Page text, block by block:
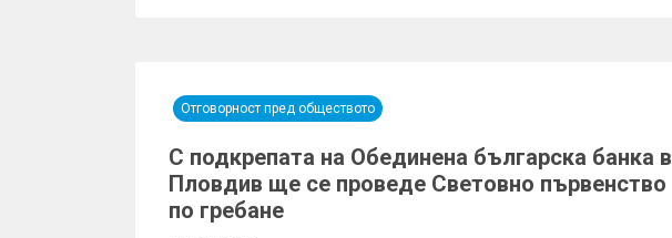
Отговорност пред обществото
С подкрепата на Обединена българска банка в
Пловдив ще се проведе Световно първенство
по гребане